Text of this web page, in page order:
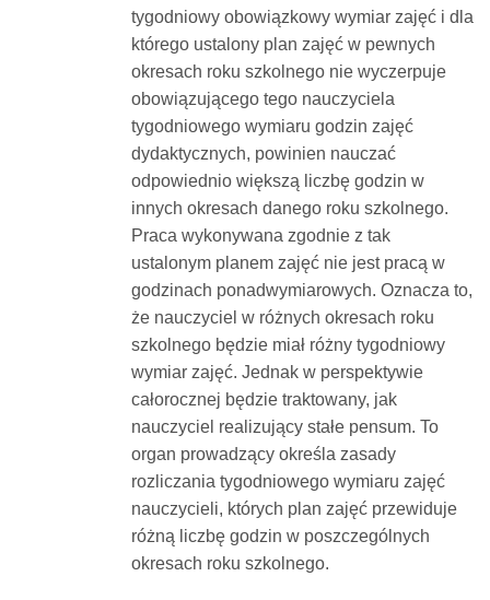
tygodniowy obowiązkowy wymiar zajęć i dla
którego ustalony plan zajęć w pewnych
okresach roku szkolnego nie wyczerpuje
obowiązującego tego nauczyciela
tygodniowego wymiaru godzin zajęć
dydaktycznych, powinien nauczać
odpowiednio większą liczbę godzin w
innych okresach danego roku szkolnego.
Praca wykonywana zgodnie z tak
ustalonym planem zajęć nie jest pracą w
godzinach ponadwymiarowych. Oznacza to,
że nauczyciel w różnych okresach roku
szkolnego będzie miał różny tygodniowy
wymiar zajęć. Jednak w perspektywie
całorocznej będzie traktowany, jak
nauczyciel realizujący stałe pensum. To
organ prowadzący określa zasady
rozliczania tygodniowego wymiaru zajęć
nauczycieli, których plan zajęć przewiduje
różną liczbę godzin w poszczególnych
okresach roku szkolnego.